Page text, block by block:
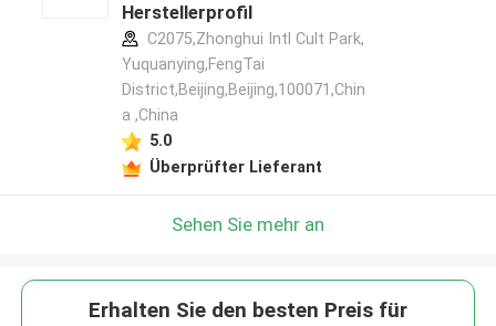
Herstellerprofil
C2075,Zhonghui Intl Cult Park,
Yuquanying,FengTai
District,Beijing,Beijing,100071,Chin
a ,China
5.0
Überprüfter Lieferant
Sehen Sie mehr an
Erhalten Sie den besten Preis für